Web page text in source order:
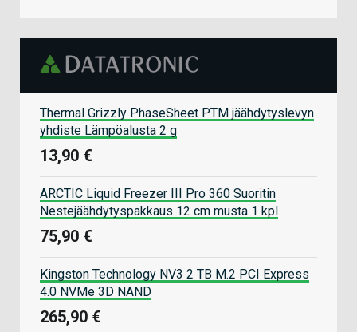
Thermal Grizzly PhaseSheet PTM jäähdytyslevyn
yhdiste Lämpöalusta 2 g
13,90 €
ARCTIC Liquid Freezer III Pro 360 Suoritin
Nestejäähdytyspakkaus 12 cm musta 1 kpl
75,90 €
Kingston Technology NV3 2 TB M.2 PCI Express
4.0 NVMe 3D NAND
265,90 €